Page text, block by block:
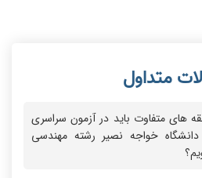
های متفاوت باید در آزمون سراسری
خواجه‌ نصیر رشته مهندسی